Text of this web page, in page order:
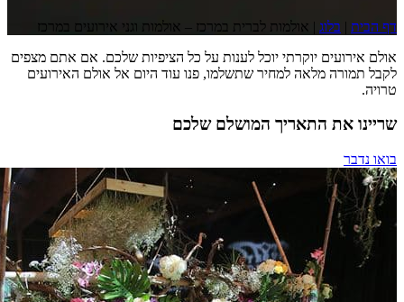
דף הבית | בלוג | אולמות לברית במרכז – אולמות וגני אירועים במרכז
אולם אירועים יוקרתי יוכל לענות על כל הציפיות שלכם. אם אתם מצפים
לקבל תמורה מלאה למחיר שתשלמו, פנו עוד היום אל אולם האירועים
טרויה.
שריינו את התאריך המושלם שלכם
בואו נדבר